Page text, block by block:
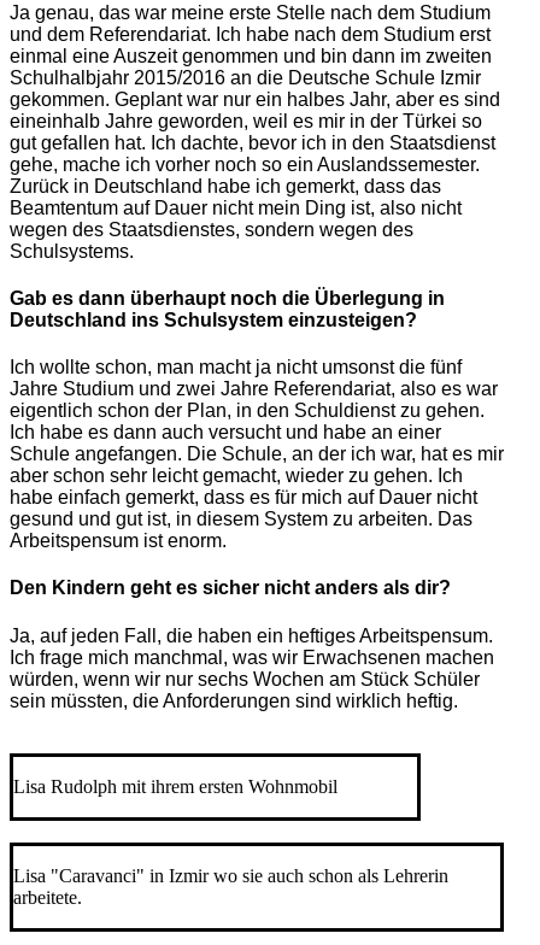
Ja genau, das war meine erste Stelle nach dem Studium
und dem Referendariat. Ich habe nach dem Studium erst
einmal eine Auszeit genommen und bin dann im zweiten
Schulhalbjahr 2015/2016 an die Deutsche Schule Izmir
gekommen. Geplant war nur ein halbes Jahr, aber es sind
eineinhalb Jahre geworden, weil es mir in der Türkei so
gut gefallen hat. Ich dachte, bevor ich in den Staatsdienst
gehe, mache ich vorher noch so ein Auslandssemester.
Zurück in Deutschland habe ich gemerkt, dass das
Beamtentum auf Dauer nicht mein Ding ist, also nicht
wegen des Staatsdienstes, sondern wegen des
Schulsystems.
Gab es dann überhaupt noch die Überlegung in
Deutschland ins Schulsystem einzusteigen?
Ich wollte schon, man macht ja nicht umsonst die fünf
Jahre Studium und zwei Jahre Referendariat, also es war
eigentlich schon der Plan, in den Schuldienst zu gehen.
Ich habe es dann auch versucht und habe an einer
Schule angefangen. Die Schule, an der ich war, hat es mir
aber schon sehr leicht gemacht, wieder zu gehen. Ich
habe einfach gemerkt, dass es für mich auf Dauer nicht
gesund und gut ist, in diesem System zu arbeiten. Das
Arbeitspensum ist enorm.
Den Kindern geht es sicher nicht anders als dir?
Ja, auf jeden Fall, die haben ein heftiges Arbeitspensum.
Ich frage mich manchmal, was wir Erwachsenen machen
würden, wenn wir nur sechs Wochen am Stück Schüler
sein müssten, die Anforderungen sind wirklich heftig.
Lisa Rudolph mit ihrem ersten Wohnmobil
Lisa "Caravanci" in Izmir wo sie auch schon als Lehrerin
arbeitete.